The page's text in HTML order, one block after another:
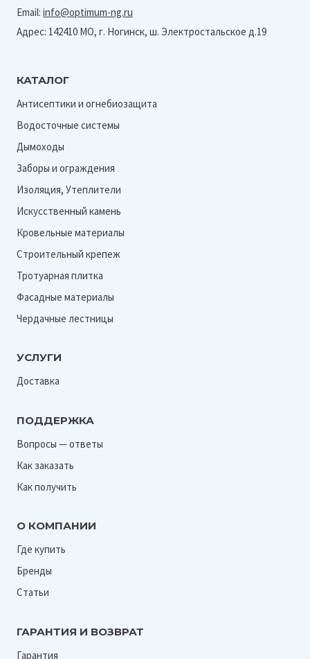
Email: info@optimum-ng.ru
Адрес: 142410 МО, г. Ногинск, ш. Электростальское д.19
КАТАЛОГ
Антисептики и огнебиозащита
Водосточные системы
Дымоходы
Заборы и ограждения
Изоляция, Утеплители
Искусственный камень
Кровельные материалы
Строительный крепеж
Тротуарная плитка
Фасадные материалы
Чердачные лестницы
УСЛУГИ
Доставка
ПОДДЕРЖКА
Вопросы — ответы
Как заказать
Как получить
О КОМПАНИИ
Где купить
Бренды
Статьи
ГАРАНТИЯ И ВОЗВРАТ
Гарантия